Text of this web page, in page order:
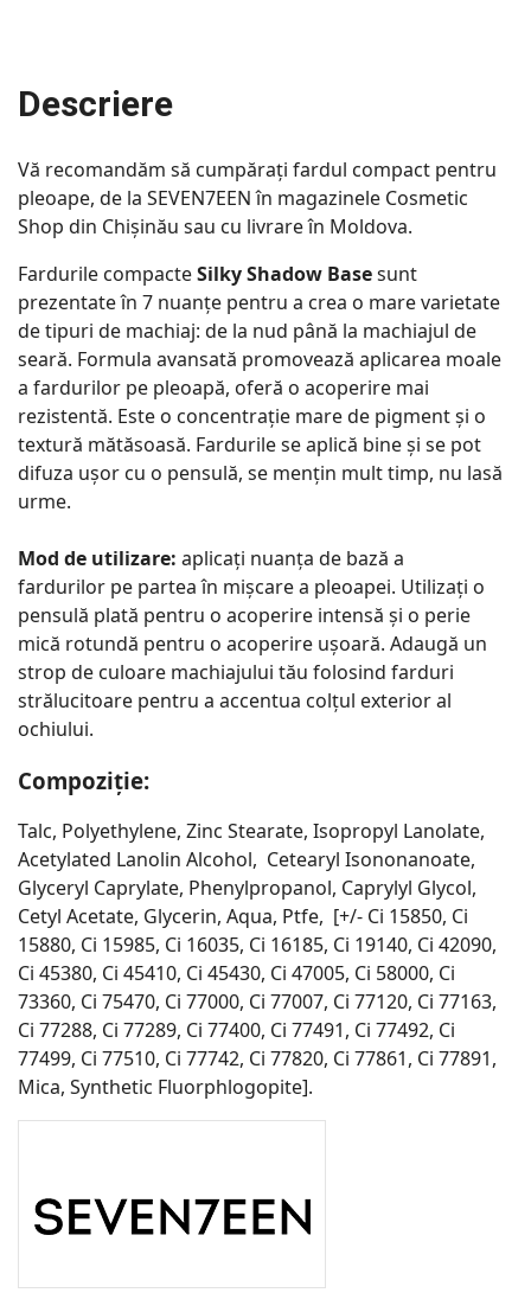
Descriere
Vă recomandăm să cumpărați fardul compact pentru
pleoape, de la SEVEN7EEN în magazinele Cosmetic
Shop din Chișinău sau cu livrare în Moldova.
Fardurile compacteSilky Shadow Basesunt
prezentate în 7 nuanțe pentru a crea o mare varietate
de tipuri de machiaj: de la nud până la machiajul de
seară. Formula avansată promovează aplicarea moale
a fardurilor pe pleoapă, oferă o acoperire mai
rezistentă. Este o concentrație mare de pigment și o
textură mătăsoasă. Fardurile se aplică bine și se pot
difuza ușor cu o pensulă, se mențin mult timp, nu lasă
urme.
Mod de utilizare: aplicați nuanța de bază a
fardurilor pe partea în mișcare a pleoapei. Utilizați o
pensulă plată pentru o acoperire intensă și o perie
mică rotundă pentru o acoperire ușoară. Adaugă un
strop de culoare machiajului tău folosind farduri
strălucitoare pentru a accentua colțul exterior al
ochiului.
Compoziție:
Talc, Polyethylene, Zinc Stearate, Isopropyl Lanolate,
Acetylated Lanolin Alcohol, Cetearyl Isononanoate,
Glyceryl Caprylate, Phenylpropanol, Caprylyl Glycol,
Cetyl Acetate, Glycerin, Aqua, Ptfe, [+/- Ci 15850, Ci
15880, Ci 15985, Ci 16035, Ci 16185, Ci 19140, Ci 42090,
Ci 45380, Ci 45410, Ci 45430, Ci 47005, Ci 58000, Ci
73360, Ci 75470, Ci 77000, Ci 77007, Ci 77120, Ci 77163,
Ci 77288, Ci 77289, Ci 77400, Ci 77491, Ci 77492, Ci
77499, Ci 77510, Ci 77742, Ci 77820, Ci 77861, Ci 77891,
Mica, Synthetic Fluorphlogopite].